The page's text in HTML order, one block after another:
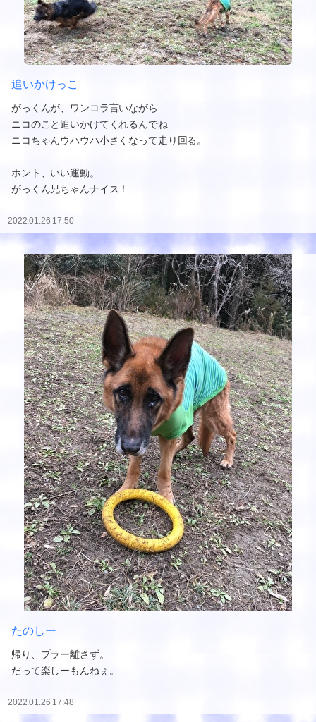
追いかけっこ
がっくんが、ワンコラ言いながら
ニコのこと追いかけてくれるんでね
ニコちゃんウハウハ小さくなって走り回る。
ホント、いい運動。
がっくん兄ちゃんナイス！
2022.01.26 17:50
たのしー
帰り、プラー離さず。
だって楽しーもんねぇ。
2022.01.26 17:48